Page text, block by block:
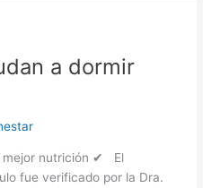
a dormir
mejor nutrición ✔ El
fue verificado por la Dra.